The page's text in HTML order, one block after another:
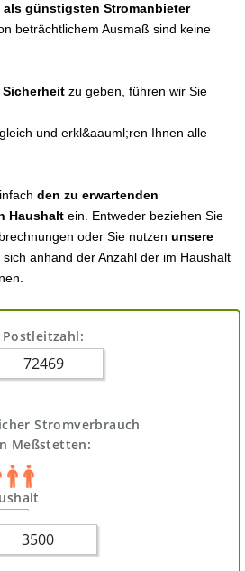
als günstigsten Stromanbieter
beträchtlichem Ausmaß sind keine
zu geben, führen wir Sie
und erkl&aauml;ren Ihnen alle
den zu erwartenden
Haushalt ein. Entweder beziehen Sie
oder Sie nutzen unsere
sich anhand der Anzahl der im Haushalt
Postleitzahl:
Stromverbrauch
Meßstetten: